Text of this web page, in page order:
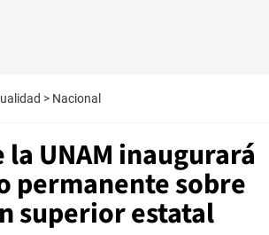
> Nacional
la UNAM inaugurará
permanente sobre
superior estatal